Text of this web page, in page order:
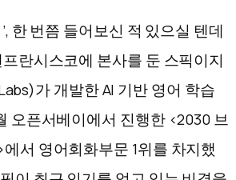
한 번쯤 들어보신 적 있으실 텐데
란시스코에 본사를 둔 스픽이지
가 개발한 AI 기반 영어 학습
오픈서베이에서 진행한 <2030 브
서 영어회화부문 1위를 차지했